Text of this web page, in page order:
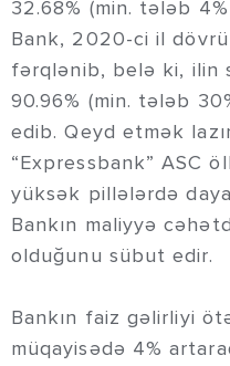
32.68% (min. tələb
Bank, 2020-ci il
fərqlənib, belə ki, ilin
90.96% (min. tələb
edib. Qeyd etmək
“Expressbank” ASC
yüksək pillələrdə
Bankın maliyyə
olduğunu sübut edir.
Bankın faiz gəlirliyi
müqayisədə 4%